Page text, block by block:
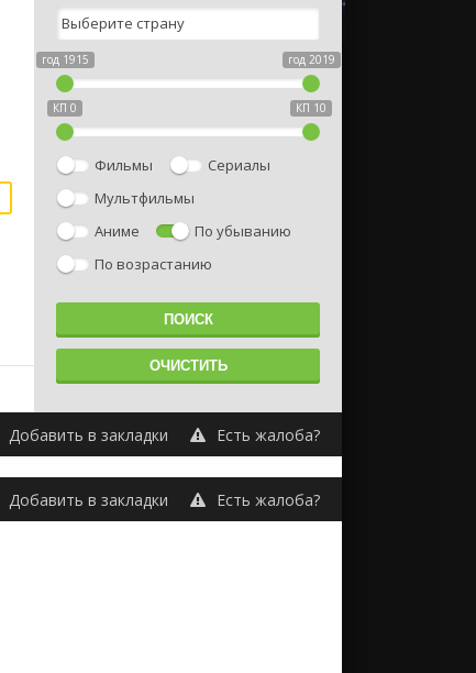
год 1915 год 2019
КП 0 КП 10
Фильмы
Сериалы
Мультфильмы
Аниме
По убыванию
По возрастанию
Добавить в закладки Есть жалоба?
Добавить в закладки Есть жалоба?